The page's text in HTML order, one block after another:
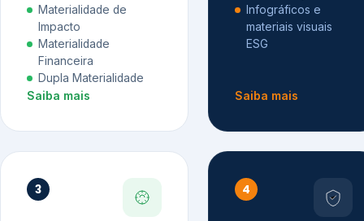
Materialidade de
Impacto
Materialidade
Financeira
Dupla Materialidade
Saiba mais
Infográficos e
materiais visuais
ESG
Saiba mais
3 4